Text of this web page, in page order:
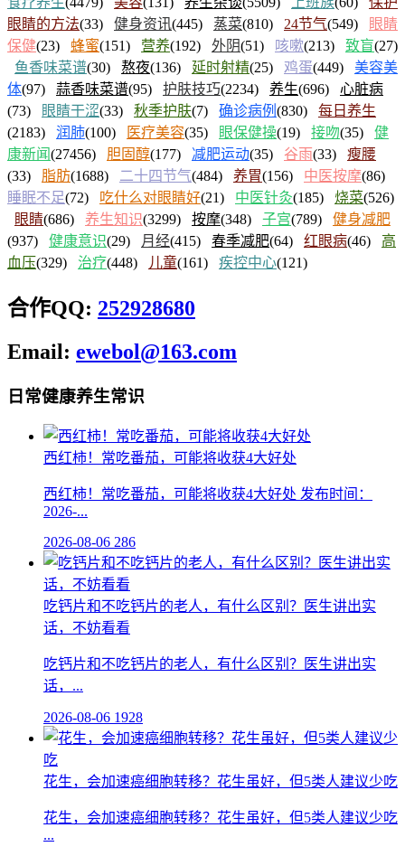
眼睛的方法(33) 健身资讯(445) 蒸菜(810) 24节气(549)
眼睛
保健(23) 蜂蜜(151) 营养(192) 外阴(51) 咳嗽(213) 致盲(27)
鱼香味菜谱(30) 熬夜(136) 延时射精(25) 鸡蛋(449) 美容美
体(97) 蒜香味菜谱(95) 护肤技巧(2234) 养生(696) 心脏病
(73)
眼睛干涩(33) 秋季护肤(7) 确诊病例 (830) 每日养生
(2183) 润肺(100) 医疗美容(35) 眼保健操(19) 接吻(35) 健
康新闻(27456) 胆固醇(177) 减肥运动(35) 谷雨(33) 瘦腰
(33) 脂肪(1688) 二十四节气(484) 养胃(156) 中医按摩(86)
睡眠不足(72) 吃什么对眼睛好(21) 中医针灸(185) 烧菜(526)
眼睛(686) 养生知识(3299) 按摩(348) 子宫(789) 健身减肥
(937) 健康意识(29) 月经(415) 春季减肥(64) 红眼病(46) 高
血压(329) 治疗(448) 儿童(161) 疾控中心(121)
合作QQ: 252928680
Email: ewebol@163.com
日常健康养生常识
西红柿！常吃番茄，可能将收获4大好处
西红柿！常吃番茄，可能将收获4大好处 发布时间：
2026-...
2026-08-06 286
吃钙片和不吃钙片的老人，有什么区别？医生讲出实
话，不妨看看
吃钙片和不吃钙片的老人，有什么区别？医生讲出实
话，...
2026-08-06 1928
花生，会加速癌细胞转移？花生虽好，但5类人建议少吃
花生，会加速癌细胞转移？花生虽好，但5类人建议少吃
...